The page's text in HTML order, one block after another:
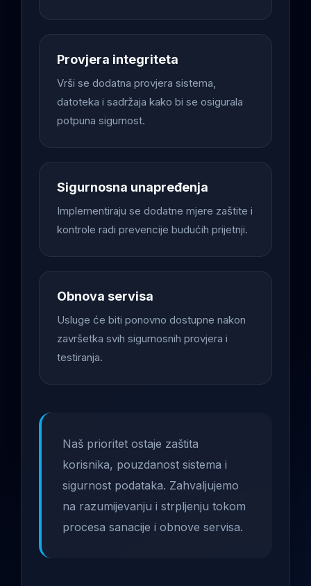
Provjera integriteta
Vrši se dodatna provjera sistema,
datoteka i sadržaja kako bi se osigurala
potpuna sigurnost.
Sigurnosna unapređenja
Implementiraju se dodatne mjere zaštite i
kontrole radi prevencije budućih prijetnji.
Obnova servisa
Usluge će biti ponovno dostupne nakon
završetka svih sigurnosnih provjera i
testiranja.
Naš prioritet ostaje zaštita
korisnika, pouzdanost sistema i
sigurnost podataka. Zahvaljujemo
na razumijevanju i strpljenju tokom
procesa sanacije i obnove servisa.